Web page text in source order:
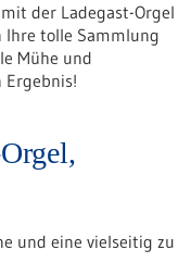
der Ladegast-Orgel
Ihre tolle Sammlung
Mühe und
Ergebnis!
und eine vielseitig zu